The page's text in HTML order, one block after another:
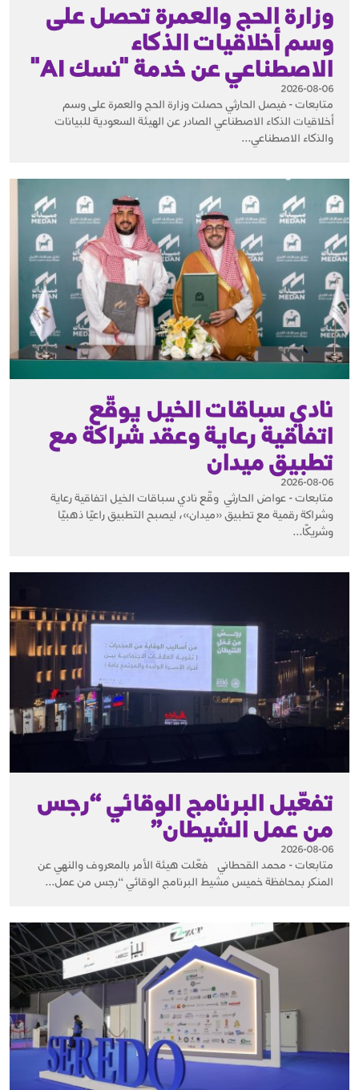
وزارة الحج والعمرة تحصل على
وسم أخلاقيات الذكاء
الاصطناعي عن خدمة "نسك AI"
2026-08-06
متابعات - فيصل الحارثي حصلت وزارة الحج والعمرة على وسم
أخلاقيات الذكاء الاصطناعي الصادر عن الهيئة السعودية للبيانات
والذكاء الاصطناعي...
نادي سباقات الخيل يوقّع
اتفاقية رعاية وعقد شراكة مع
تطبيق ميدان
2026-08-06
متابعات - عواض الحارثي وقّع نادي سباقات الخيل اتفاقية رعاية
وشراكة رقمية مع تطبيق «ميدان»، ليصبح التطبيق راعيًا ذهبيًا
وشريكًا...
تفعّيل البرنامج الوقائي “رجس
من عمل الشيطان”
2026-08-06
متابعات - محمد القحطاني فعّلت هيئة الأمر بالمعروف والنهي عن
المنكر بمحافظة خميس مشيط البرنامج الوقائي “رجس من عمل...